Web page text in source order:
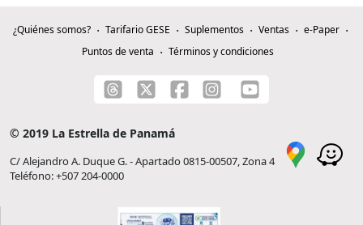
¿Quiénes somos? Tarifario GESE Suplementos Ventas
e-Paper
Puntos de venta
Términos y condiciones
© 2019 La Estrella de Panamá
C/ Alejandro A. Duque G. - Apartado 0815-00507, Zona 4
Teléfono: +507 204-0000